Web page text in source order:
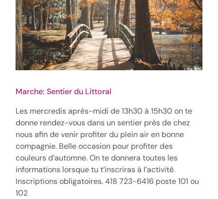
Marche: Sentier du Littoral
Les mercredis après-midi de 13h30 à 15h30 on te
donne rendez-vous dans un sentier près de chez
nous afin de venir profiter du plein air en bonne
compagnie. Belle occasion pour profiter des
couleurs d’automne. On te donnera toutes les
informations lorsque tu t’inscriras à l’activité.
Inscriptions obligatoires. 418 723-6416 poste 101 ou
102